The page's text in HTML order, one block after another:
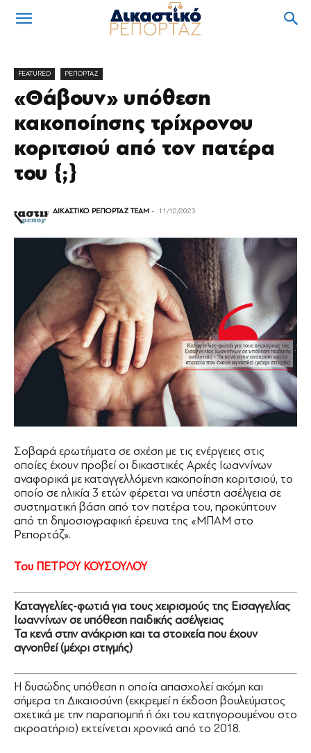
FEATURED ΡΕΠΟΡΤΑΖ
«Θάβουν» υπόθεση
κακοποίησης τρίχρονου
κοριτσιού από τον πατέρα
του {;}
ΔΙΚΑΣΤΙΚΟ ΡΕΠΟΡΤΑΖ TEAM - 11/12/2023
Σοβαρά ερωτήματα σε σχέση με τις ενέργειες στις
οποίες έχουν προβεί οι δικαστικές Αρχές Ιωαννίνων
αναφορικά με καταγγελλόμενη κακοποίηση κοριτσιού, το
οποίο σε ηλικία 3 ετών φέρεται να υπέστη ασέλγεια σε
συστηματική βάση από τον πατέρα του, προκύπτουν
από τη δημοσιογραφική έρευνα της «ΜΠΑΜ στο
Ρεπορτάζ».
Του ΠΕΤΡΟΥ ΚΟΥΣΟΥΛΟΥ
Καταγγελίες-φωτιά για τους χειρισμούς της Εισαγγελίας
Ιωαννίνων σε υπόθεση παιδικής ασέλγειας
Τα κενά στην ανάκριση και τα στοιχεία που έχουν
αγνοηθεί (μέχρι στιγμής)
Η δυσώδης υπόθεση η οποία απασχολεί ακόμη και
σήμερα τη Δικαιοσύνη (εκκρεμεί η έκδοση βουλεύματος
σχετικά με την παραπομπή ή όχι του κατηγορουμένου στο
ακροατήριο) εκτείνεται χρονικά από το 2018.